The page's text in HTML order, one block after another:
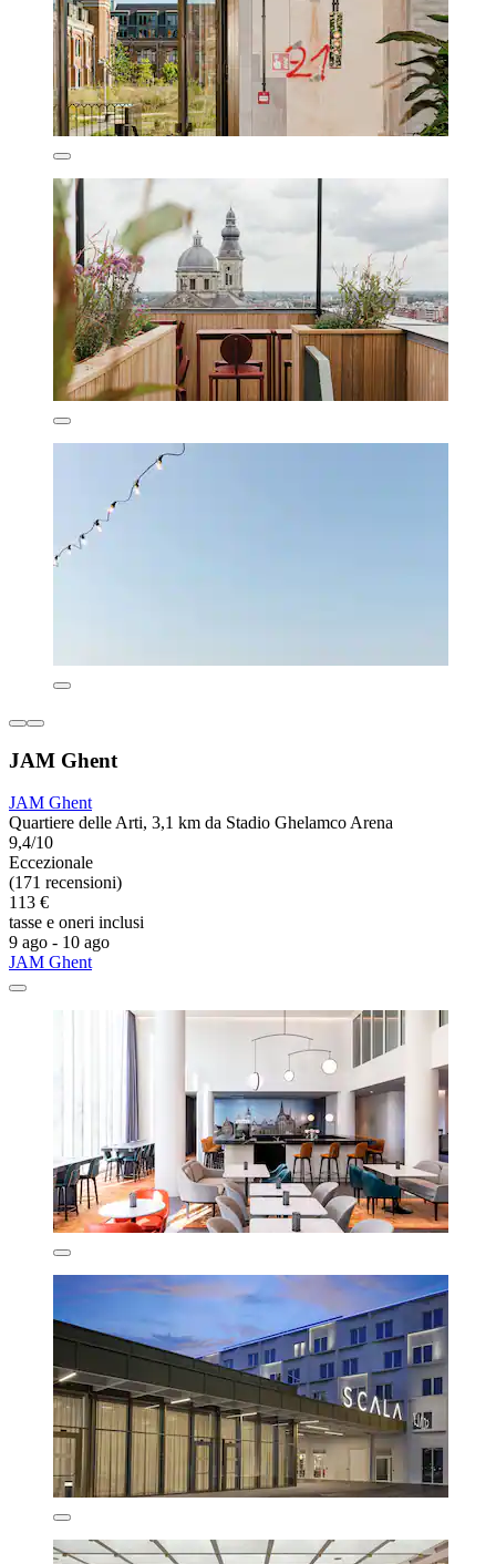
JAM Ghent
JAM Ghent
Quartiere delle Arti, 3,1 km da Stadio Ghelamco Arena
9,4/10
Eccezionale
(171 recensioni)
113 €
tasse e oneri inclusi
9 ago - 10 ago
JAM Ghent